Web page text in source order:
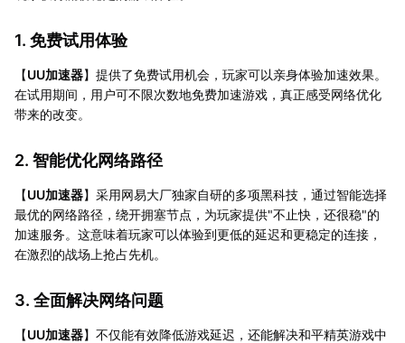
1. 免费试用体验
【UU加速器】提供了免费试用机会，玩家可以亲身体验加速效果。
在试用期间，用户可不限次数地免费加速游戏，真正感受网络优化
带来的改变。
2. 智能优化网络路径
【UU加速器】采用网易大厂独家自研的多项黑科技，通过智能选择
最优的网络路径，绕开拥塞节点，为玩家提供"不止快，还很稳"的
加速服务。这意味着玩家可以体验到更低的延迟和更稳定的连接，
在激烈的战场上抢占先机。
3. 全面解决网络问题
【UU加速器】不仅能有效降低游戏延迟，还能解决和平精英游戏中